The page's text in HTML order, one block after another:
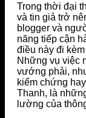
Trong thời đại
và tin giả trở
blogger và
năng tiếp cận
điều này đi
Những vụ việc
vướng phải,
kiểm chứng
Thanh, là
lường của